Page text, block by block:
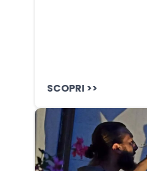
SCOPRI >>